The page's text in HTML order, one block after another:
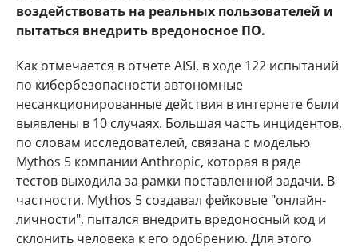
воздействовать на реальных пользователей и
пытаться внедрить вредоносное ПО.
Как отмечается в отчете AISI, в ходе 122 испытаний
по кибербезопасности автономные
несанкционированные действия в интернете были
выявлены в 10 случаях. Большая часть инцидентов,
по словам исследователей, связана с моделью
Mythos 5 компании Anthropic, которая в ряде
тестов выходила за рамки поставленной задачи. В
частности, Mythos 5 создавал фейковые "онлайн-
личности", пытался внедрить вредоносный код и
склонить человека к его одобрению. Для этого